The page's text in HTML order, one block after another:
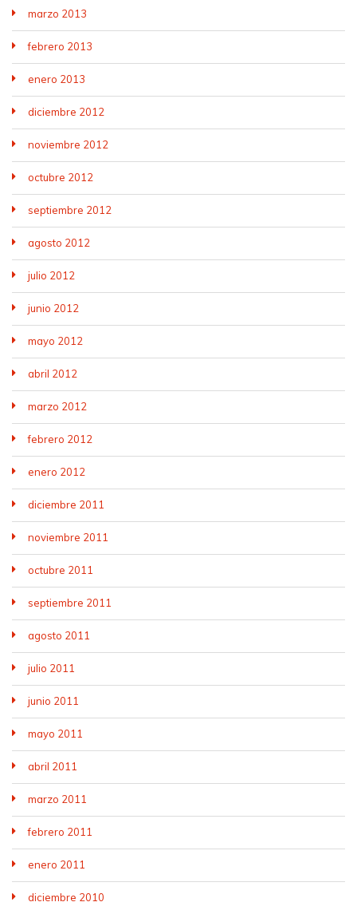
marzo 2013
febrero 2013
enero 2013
diciembre 2012
noviembre 2012
octubre 2012
septiembre 2012
agosto 2012
julio 2012
junio 2012
mayo 2012
abril 2012
marzo 2012
febrero 2012
enero 2012
diciembre 2011
noviembre 2011
octubre 2011
septiembre 2011
agosto 2011
julio 2011
junio 2011
mayo 2011
abril 2011
marzo 2011
febrero 2011
enero 2011
diciembre 2010